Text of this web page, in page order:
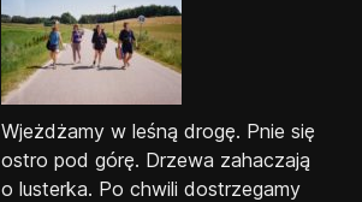
Wjeżdżamy w leśną drogę. Pnie się
ostro pod górę. Drzewa zahaczają
o lusterka. Po chwili dostrzegamy